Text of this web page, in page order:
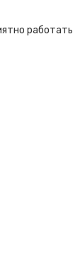
работать